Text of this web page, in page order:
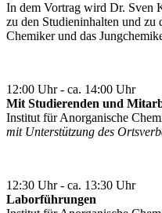
In dem Vortrag wird Dr. Sven
zu den Studieninhalten und zu
Chemiker und das
12:00 Uhr - ca. 14:00 Uhr
Mit Studierenden und
Institut für Anorganische
mit Unterstützung des
12:30 Uhr - ca. 13:30 Uhr
Laborführungen